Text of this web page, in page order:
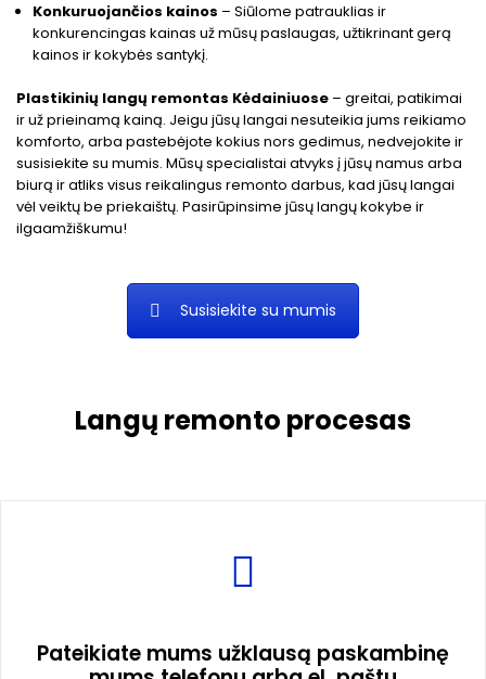
Konkuruojančios kainos – Siūlome patrauklias ir
konkurencingas kainas už mūsų paslaugas, užtikrinant gerą
kainos ir kokybės santykį.
Plastikinių langų remontas Kėdainiuose – greitai, patikimai
ir už prieinamą kainą. Jeigu jūsų langai nesuteikia jums reikiamo
komforto, arba pastebėjote kokius nors gedimus, nedvejokite ir
susisiekite su mumis. Mūsų specialistai atvyks į jūsų namus arba
biurą ir atliks visus reikalingus remonto darbus, kad jūsų langai
vėl veiktų be priekaištų. Pasirūpinsime jūsų langų kokybe ir
ilgaamžiškumu!
Susisiekite su mumis
Langų remonto procesas
Pateikiate mums užklausą paskambinę